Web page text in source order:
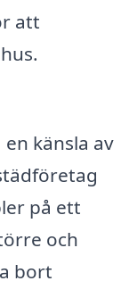
att
känsla av
på ett
och
bort